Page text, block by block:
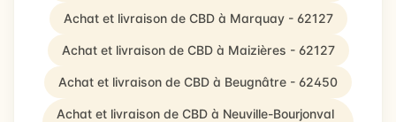
Achat et livraison de CBD à Marquay - 62127
Achat et livraison de CBD à Maizières - 62127
Achat et livraison de CBD à Beugnâtre - 62450
Achat et livraison de CBD à Neuville-Bourjonval